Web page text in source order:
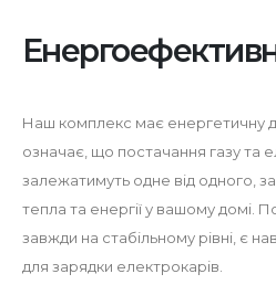
Наш комплекс має енергетичну
означає, що постачання газу та
залежатимуть одне від одного,
тепла та енергії у вашому домі.
завжди на стабільному рівні, є
для зарядки електрокарів.